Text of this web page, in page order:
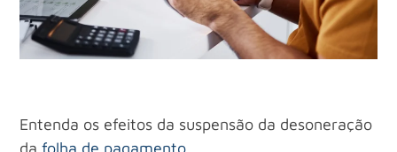
Entenda os efeitos da suspensão da desoneração